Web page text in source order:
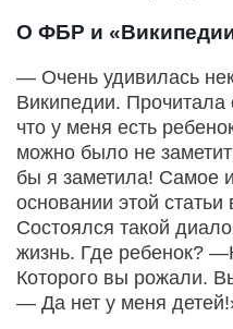
О ФБР и
— Очень удивилась
Википедии. Прочитала
что у меня есть
можно было не
бы я заметила! Самое
основании этой
Состоялся такой
жизнь. Где ребенок?
Которого вы рожали.
— Да нет у меня